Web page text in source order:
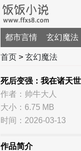
都市言情 玄幻魔法
首页 > 玄幻魔法
死后变强：我在诸天
作者：帅牛大人
大小：6.75 MB
时间：2026-03-13
作品简介